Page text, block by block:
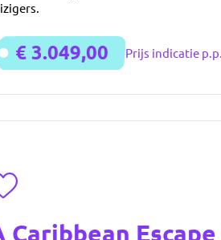
€ 3.049,00 Prijs indicatie p.p.
aan favorieten
Caribbean